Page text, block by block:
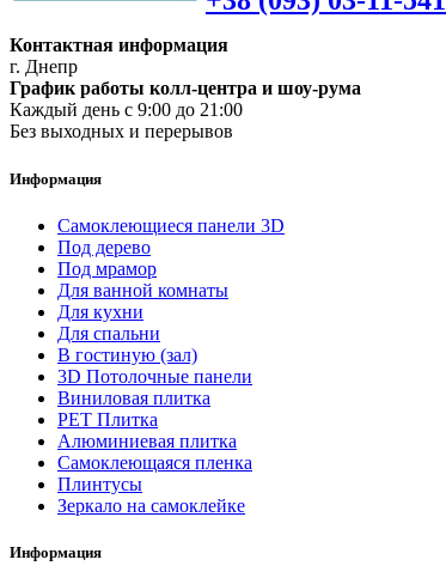
Контактная информация
г. Днепр
График работы колл-центра и шоу-рума
Каждый день с 9:00 до 21:00
Без выходных и перерывов
Информация
Самоклеющиеся панели 3D
Под дерево
Под мрамор
Для ванной комнаты
Для кухни
Для спальни
В гостиную (зал)
3D Потолочные панели
Виниловая плитка
PET Плитка
Алюминиевая плитка
Самоклеющаяся пленка
Плинтусы
Зеркало на самоклейке
Информация